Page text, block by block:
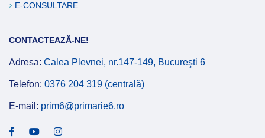
E-CONSULTARE
CONTACTEAZĂ-NE!
Adresa: Calea Plevnei, nr.147-149, Bucureşti 6
Telefon: 0376 204 319 (centrală)
E-mail: prim6@primarie6.ro